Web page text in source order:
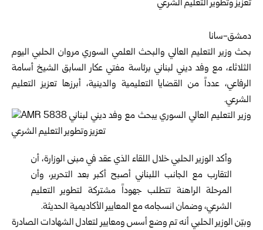
دمشق-سانا‏
بحث وزير التعليم العالي والبحث العلمي السوريمروان الحلبي ‏اليوم
الثلاثاء، مع وفد ديني لبناني برئاسة مفتي عكار السابق ‏الشيخ أسامة
الرفاعي، عدداً من القضايا التعليمية والدينية، ‏أبرزها تعزيز التعليم
الشرعي‎.‎
وأكد الوزير الحلبيخلال اللقاء الذي عقد في مبنى الوزارة، أن
التقارب مع الجانب اللبناني أصبح أكبر بعد التحرير، وأن
‏المرحلة الراهنة تتطلب جهوداً مشتركة لتطوير التعليم
الشرعي، ‏وضمان انسجامه مع المعايير الأكاديمية الحديثة‎.‎
وبيّن الوزير الحلبي أنه تم وضع أسس ومعايير لتعادل ‏الشهادات الصادرة